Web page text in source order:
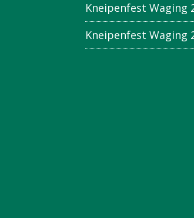
Kneipenfest Waging
Kneipenfest Waging